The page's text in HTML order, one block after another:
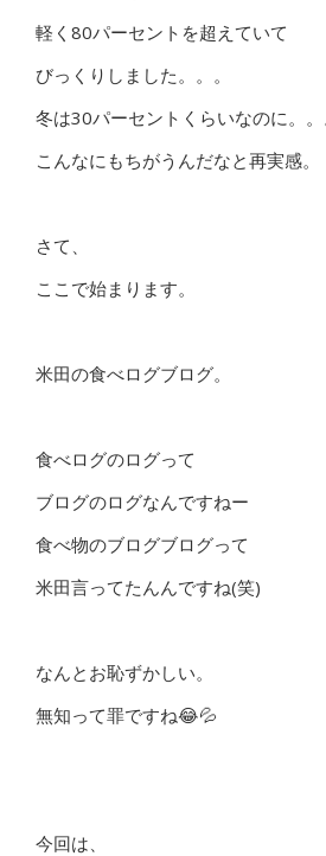
軽く80パーセントを超えていて
びっくりしました。。。
冬は30パーセントくらいなのに。。
こんなにもちがうんだなと再実感。
さて、
ここで始まります。
米田の食べログブログ。
食べログのログって
ブログのログなんですねー
食べ物のブログブログって
米田言ってたんんですね(笑)
なんとお恥ずかしい。
無知って罪ですね😂💦
今回は、